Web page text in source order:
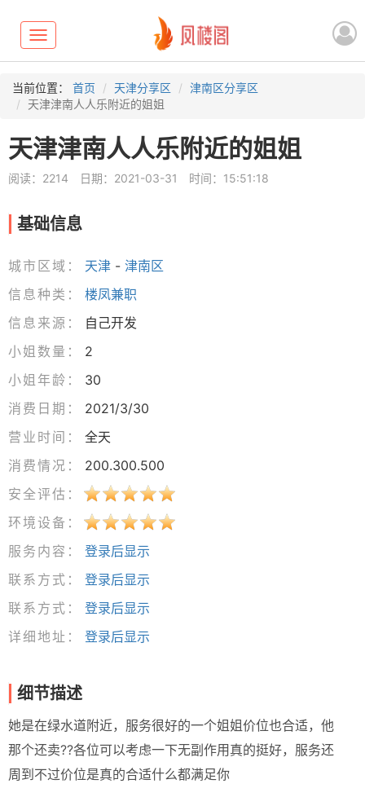
Toggle
navigation
当前位置： 首页 天津分享区
津南区分享区
天津津南人人乐附近的姐姐
天津津南人人乐附近的姐姐
阅读：2214 日期：2021-03-31 时间：15:51:18
基础信息
城市区域： 天津 - 津南区
信息种类：
楼凤兼职
信息来源：
自己开发
小姐数量：
2
小姐年龄：
30
消费日期：
2021/3/30
营业时间：
全天
消费情况：
200.300.500
安全评估：
环境设备：
服务内容：
登录后显示
联系方式：
登录后显示
联系方式：
登录后显示
详细地址：
登录后显示
细节描述
她是在绿水道附近，服务很好的一个姐姐价位也合适，他
那个还卖??各位可以考虑一下无副作用真的挺好，服务还
周到不过价位是真的合适什么都满足你